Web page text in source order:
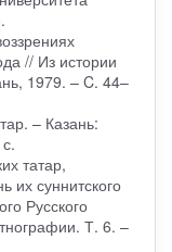
// Из истории
1979. – C. 44–
– Казань:
татар,
их суннитского
Русского
Т. 6. –